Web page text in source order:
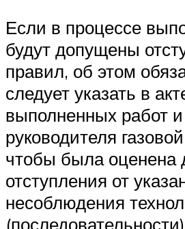
Если в процессе
будут допущены
правил, об этом
следует указать в
выполненных работ
руководителя
чтобы была оценена
отступления от
несоблюдения